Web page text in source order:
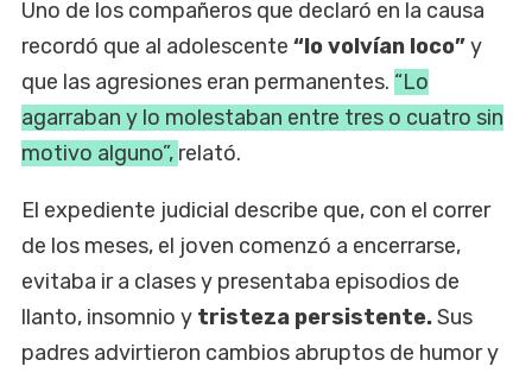
Uno de los compañeros que declaró en la causa
recordó que al adolescente “lo volvían loco”y
que las agresiones eran permanentes. “Lo
agarraban y lo molestaban entre tres o cuatro sin
motivo alguno”, relató.
El expediente judicial describe que, con el correr
de los meses, el joven comenzó a encerrarse,
evitaba ir a clases y presentaba episodios de
llanto, insomnio y tristeza persistente.Sus
padres advirtieron cambios abruptos de humor y